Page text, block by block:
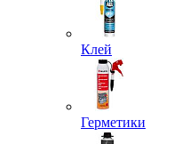
Клей
Герметики